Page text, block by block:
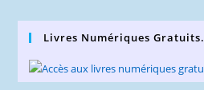
Livres Numériques Gratuits.